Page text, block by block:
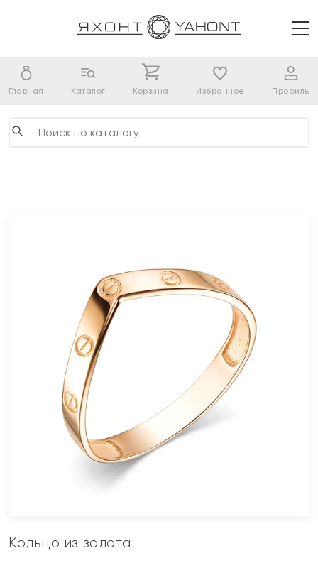
Главная Каталог Корзина Избранное Профиль
Кольцо из золота